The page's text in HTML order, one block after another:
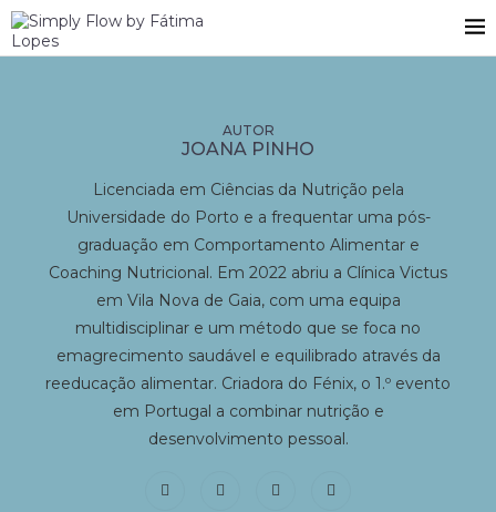
JOANA PINHO
Licenciada em Ciências da Nutrição pela
Universidade do Porto e a frequentar uma pós-
graduação em Comportamento Alimentar e
Coaching Nutricional. Em 2022 abriu a Clínica Victus
em Vila Nova de Gaia, com uma equipa
multidisciplinar e um método que se foca no
emagrecimento saudável e equilibrado através da
reeducação alimentar. Criadora do Fénix, o 1.º evento
em Portugal a combinar nutrição e
desenvolvimento pessoal.